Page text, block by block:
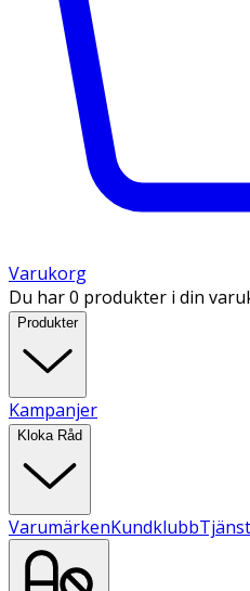
Varukorg
Du har 0 produkter i din
Produkter
Kampanjer
Kloka Råd
VarumärkenKundklubb